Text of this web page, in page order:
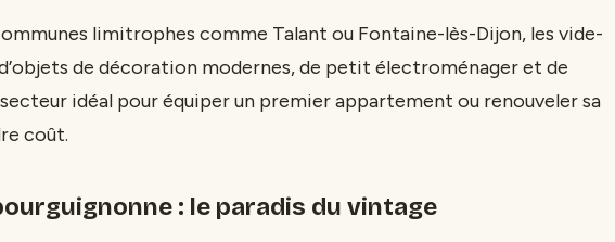
limitrophes comme Talant ou Fontaine-lès-Dijon, les vide-
de décoration modernes, de petit électroménager et de
idéal pour équiper un premier appartement ou renouveler sa
coût.
: le paradis du vintage